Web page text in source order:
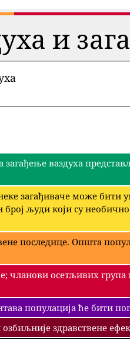
и
загађење ваздуха
загађиваче може бити
број људи који су
последице. Општа
чланови осетљивих
популација ће бити
здравствене